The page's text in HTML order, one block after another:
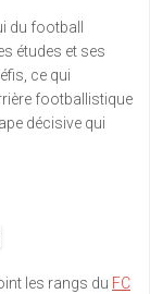
du football
études et ses
ce qui
footballistique
décisive qui
les rangs du FC